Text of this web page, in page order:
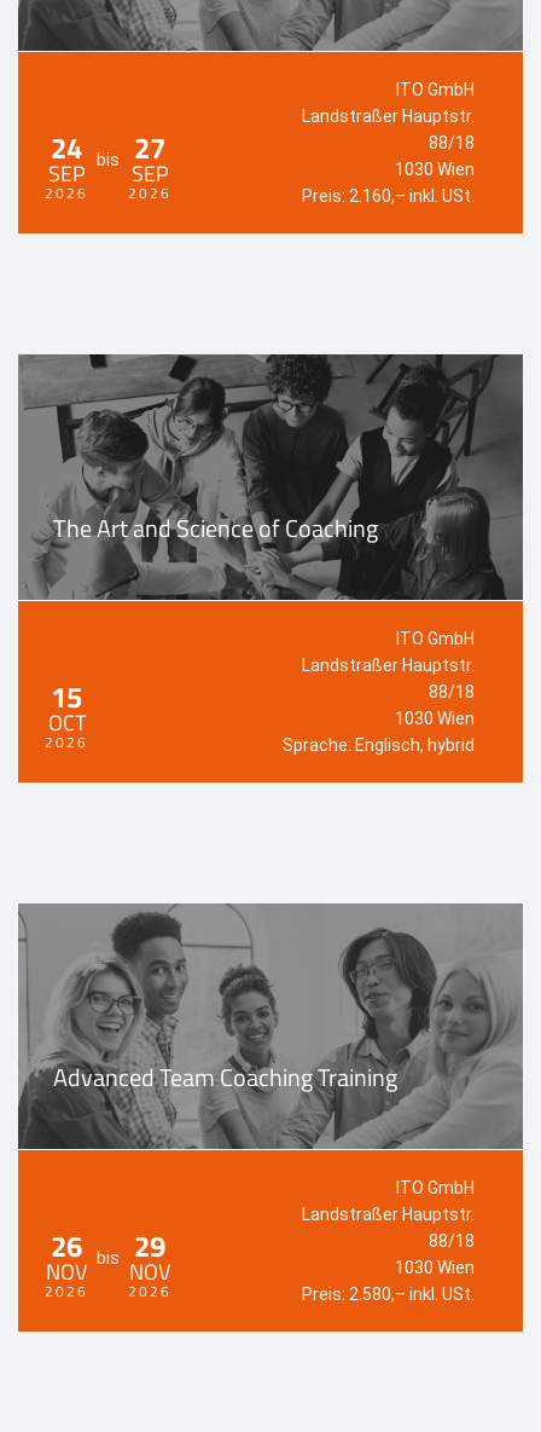
24
SEP
2026
bis 27
SEP
2026
ITO GmbH
Landstraßer Hauptstr.
88/18
1030 Wien
Preis: 2.160,– inkl. USt.
The Art and Science of Coaching
15
OCT
2026
ITO GmbH
Landstraßer Hauptstr.
88/18
1030 Wien
Sprache: Englisch, hybrid
Advanced Team Coaching Training
26
NOV
2026
bis 29
NOV
2026
ITO GmbH
Landstraßer Hauptstr.
88/18
1030 Wien
Preis: 2.580,– inkl. USt.